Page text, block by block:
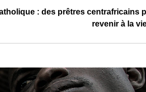
: des prêtres centrafricains
revenir à la